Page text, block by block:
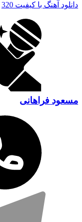
دانلود آهنگ با کیفیت 320
مسعود فراهانی